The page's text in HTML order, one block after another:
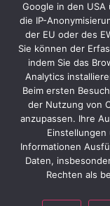
ein.
Vorheriger
Google in den
die IP-
der EU oder des
Sie können der
indem Sie das
Analytics
Beim ersten
der Nutzung von
anzupassen. Ihre
Informationen
Daten,
Rechten als